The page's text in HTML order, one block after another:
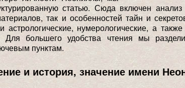
статью. Сюда включен
так и особенностей тайн и
астрологические, нумерологические, а
Для большего удобства чтения мы
пунктам.
и история, значение имени